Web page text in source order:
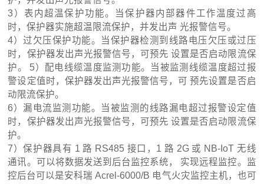
3）表内超温保护功能。当保护器内部器件工作温度过高
时，保护器实施超温限流保护，并发出声 光报警信号。
4）过欠压保护功能。当保护器检测到线路电压欠压或过压
时，保护器发出声光报警信号，可预先 设置是否启动限流保
护。 5）配电线缆温度监测功能。当被监测线缆温度超过报
警设定值时，保护器发出声光报警信号，可 预先设置是否启
动限流保护。
6）漏电流监测功能。当被监测的线路漏电超过报警设定值
时，保护器发出声光报警信号，可预先 设置是否启动限流保
护。
7）保护器具有 1 路 RS485 接口，1 路 2G 或 NB-IoT 无线
通讯。可以将数据发送到后台监控系统， 实现远程监控。监
控后台可以是安科瑞 Acrel-6000/B 电气火灾监控主机，也可